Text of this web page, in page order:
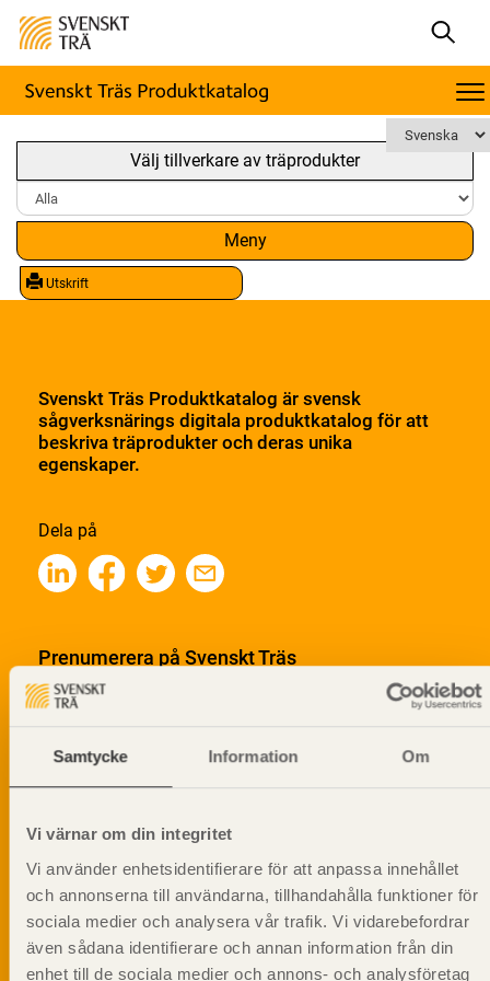
Samtycke Information Om
Vi värnar om din integritet
Vi använder enhetsidentifierare för att anpassa innehållet
och annonserna till användarna, tillhandahålla funktioner för
sociala medier och analysera vår trafik. Vi vidarebefordrar
även sådana identifierare och annan information från din
enhet till de sociala medier och annons- och analysföretag
Välj tillverkare av träprodukter
Meny
Utskrift
Svenskt Träs Produktkatalog är svensk
sågverksnärings digitala produktkatalog för att
beskriva träprodukter och deras unika
egenskaper.
Dela på
Prenumerera på Svenskt Träs
informationsutskick!